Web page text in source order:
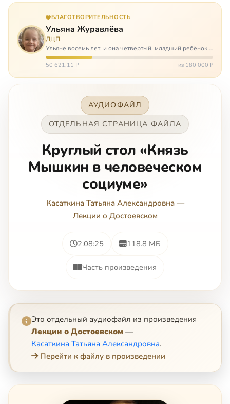
БЛАГОТВОРИТЕЛЬНОСТЬ
Ульяна Журавлёва
ДЦП
Ульяне восемь лет, и она четвертый, младший ребёнок в
многодетной семье. И с самого рождения Ульяну лечат.
Несколько операций, ежедневные процедуры,
50 621,11 ₽ из 180 000 ₽
АУДИОФАЙЛ
ОТДЕЛЬНАЯ СТРАНИЦА ФАЙЛА
Круглый стол «Князь
Мышкин в человеческом
социуме»
Касаткина Татьяна Александровна—
Лекции о Достоевском
2:08:25 118.8 МБ
Часть произведения
Это отдельный аудиофайл из произведения
Лекции о Достоевском —
Касаткина Татьяна Александровна.
Перейти к файлу в произведении